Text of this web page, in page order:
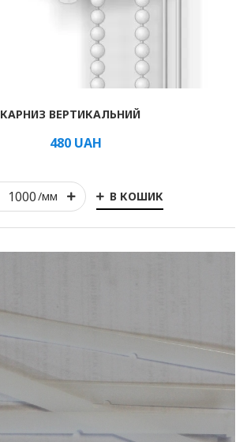
Горизонтальні жалюзі
Римські
/мм В КОШИК
КАРНИЗ ВЕРТИКАЛЬНИЙ
480 UAH